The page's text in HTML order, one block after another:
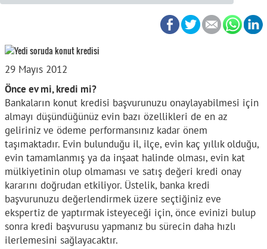
29 Mayıs 2012
Önce ev mi, kredi mi?
Bankaların konut kredisi başvurunuzu onaylayabilmesi için
almayı düşündüğünüz evin bazı özellikleri de en az
geliriniz ve ödeme performansınız kadar önem
taşımaktadır. Evin bulunduğu il, ilçe, evin kaç yıllık olduğu,
evin tamamlanmış ya da inşaat halinde olması, evin kat
mülkiyetinin olup olmaması ve satış değeri kredi onay
kararını doğrudan etkiliyor. Üstelik, banka kredi
başvurunuzu değerlendirmek üzere seçtiğiniz eve
ekspertiz de yaptırmak isteyeceği için, önce evinizi bulup
sonra kredi başvurusu yapmanız bu sürecin daha hızlı
ilerlemesini sağlayacaktır.